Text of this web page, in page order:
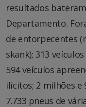
resultados
Departamento.
de entorpecentes
skank); 313
594 veículos
ilícitos; 2 milhões e
7.733 pneus de